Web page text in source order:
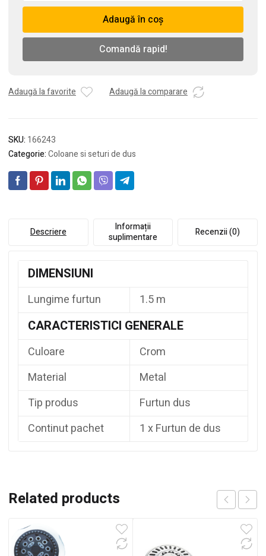
dus
1.5
Adaugă în coș
Comandă rapid!
Adaugă la favorite Adaugă la comparare
SKU: 166243
Categorie:Coloane si seturi de dus
Descriere
Informații
suplimentare
Recenzii (0)
DIMENSIUNI
Lungime furtun 1.5 m
CARACTERISTICI GENERALE
Culoare
Crom
Material
Metal
Tip produs
Furtun dus
Continut pachet
1 x Furtun de dus
Related products